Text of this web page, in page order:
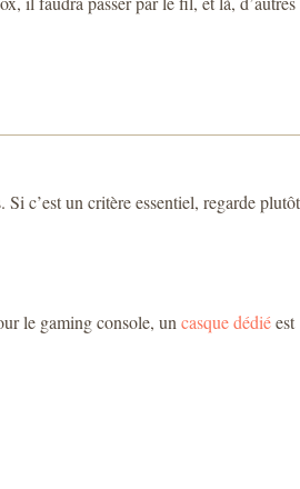
c’est un critère essentiel, regarde plutôt
le gaming console, un casque dédiéest